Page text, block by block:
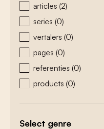
zoeken - type
articles (2)
series (0)
vertalers (0)
pages (0)
referenties (0)
products (0)
Select genre